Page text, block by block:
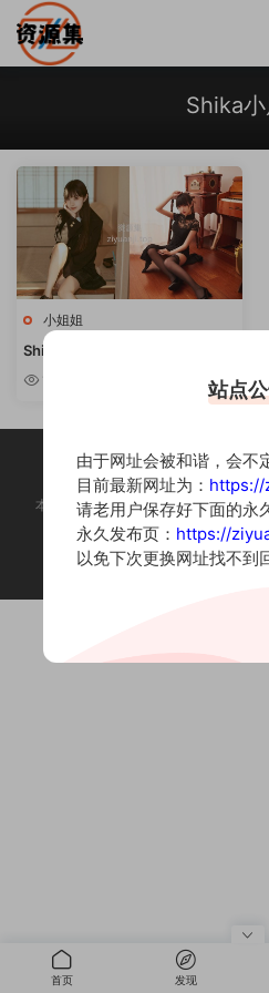
Shika
小姐姐
Shika小鹿鹿 – COSPALY写真套
图合集 [持续更新]
本站为摄影写真图片网站，内容来自网
如有违法内容请
Copyright ©
首页 发现
站点
由于网址会被和谐，会不
目前最新网址为： https://
请老用户保存好下面的永
永久发布页： https://
以免下次更换网址找不到